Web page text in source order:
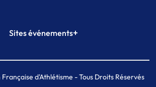
Plateforme Formation
Sites événements+
Meeting de Paris indoor
MAIF Ekiden de Paris
d'Athlétisme - Tous Droits Réservés